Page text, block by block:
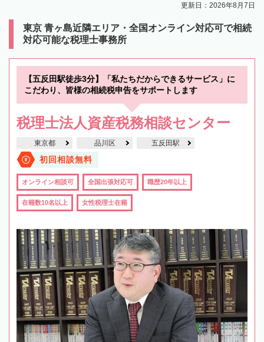
更新日：2026年8月7日
東京 青ヶ島近隣エリア・全国オンライン対応可で相続
対応可能な税理士事務所
【五反田駅徒歩3分】「私たちだからできるサービス」に
こだわり、皆様の相続税申告をサポートします
税理士法人資産税務相談センター
東京都 品川区 五反田駅
初回相談無料
オンライン相談可 全国出張対応可 職歴20年以上
在籍数10名以上 女性税理士在籍